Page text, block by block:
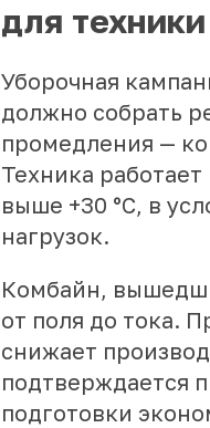
для техники
Уборочная
должно собрать
промедления —
Техника
выше +30 °C, в
нагрузок.
Комбайн,
от поля до тока.
снижает
подтверждается
подготовки